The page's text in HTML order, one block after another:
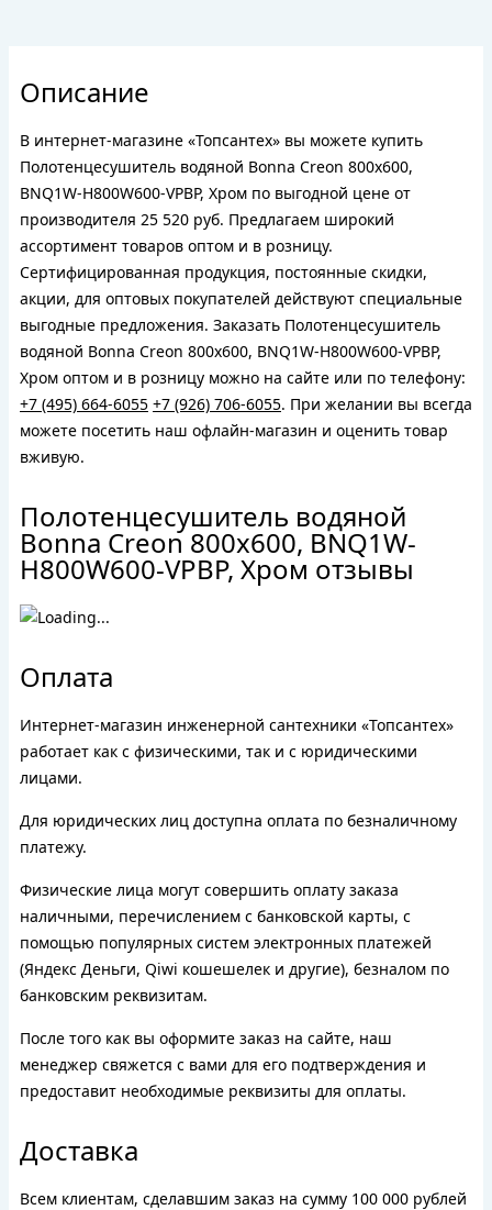
Описание
В интернет-магазине «Топсантех» вы можете купить
Полотенцесушитель водяной Bonna Creon 800x600,
BNQ1W-H800W600-VPBP, Хром по выгодной цене от
производителя 25 520 руб. Предлагаем широкий
ассортимент товаров оптом и в розницу.
Сертифицированная продукция, постоянные скидки,
акции, для оптовых покупателей действуют специальные
выгодные предложения. Заказать Полотенцесушитель
водяной Bonna Creon 800x600, BNQ1W-H800W600-VPBP,
Хром оптом и в розницу можно на сайте или по телефону:
+7 (495) 664-6055 +7 (926) 706-6055. При желании вы всегда
можете посетить наш офлайн-магазин и оценить товар
вживую.
Полотенцесушитель водяной
Bonna Creon 800x600, BNQ1W-
H800W600-VPBP, Хром отзывы
Оплата
Интернет-магазин инженерной сантехники «Топсантех»
работает как с физическими, так и с юридическими
лицами.
Для юридических лиц доступна оплата по безналичному
платежу.
Физические лица могут совершить оплату заказа
наличными, перечислением с банковской карты, с
помощью популярных систем электронных платежей
(Яндекс Деньги, Qiwi кошешелек и другие), безналом по
банковским реквизитам.
После того как вы оформите заказ на сайте, наш
менеджер свяжется с вами для его подтверждения и
предоставит необходимые реквизиты для оплаты.
Доставка
Всем клиентам, сделавшим заказ на сумму 100 000 рублей